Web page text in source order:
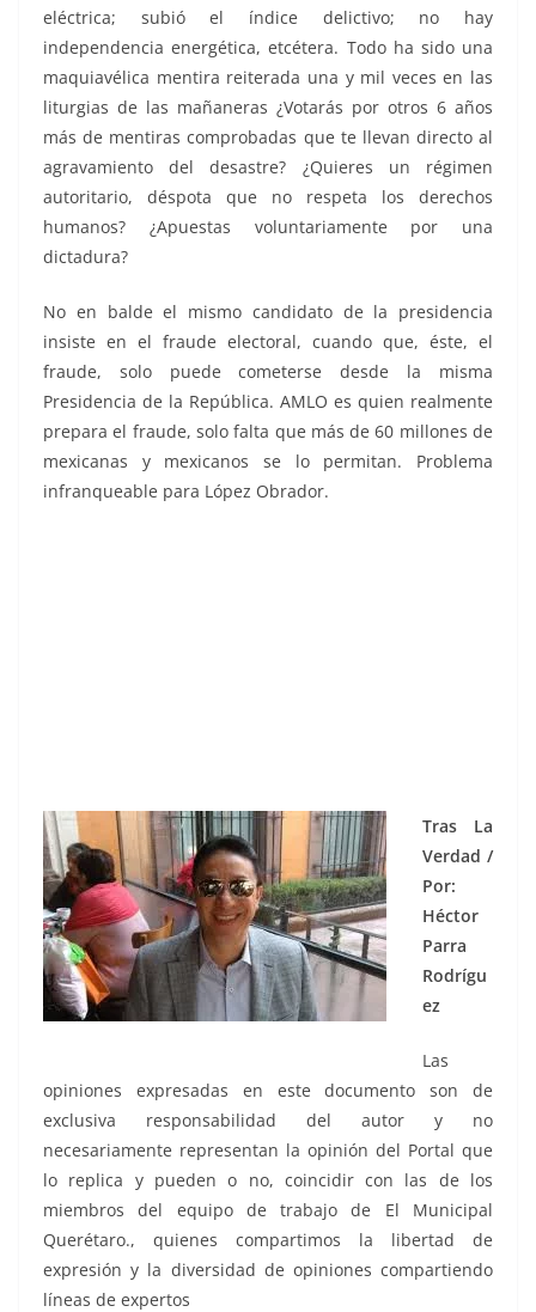
eléctrica; subió el índice delictivo; no hay
independencia energética, etcétera. Todo ha sido una
maquiavélica mentira reiterada una y mil veces en las
liturgias de las mañaneras ¿Votarás por otros 6 años
más de mentiras comprobadas que te llevan directo al
agravamiento del desastre? ¿Quieres un régimen
autoritario, déspota que no respeta los derechos
humanos? ¿Apuestas voluntariamente por una
dictadura?
No en balde el mismo candidato de la presidencia
insiste en el fraude electoral, cuando que, éste, el
fraude, solo puede cometerse desde la misma
Presidencia de la República. AMLO es quien realmente
prepara el fraude, solo falta que más de 60 millones de
mexicanas y mexicanos se lo permitan. Problema
infranqueable para López Obrador.
Tras La
Verdad /
Por:
Héctor
Parra
Rodrígu
ez
Las
opiniones expresadas en este documento son de
exclusiva responsabilidad del autor y no
necesariamente representan la opinión del Portal que
lo replica y pueden o no, coincidir con las de los
miembros del equipo de trabajo de El Municipal
Querétaro., quienes compartimos la libertad de
expresión y la diversidad de opiniones compartiendo
líneas de expertos